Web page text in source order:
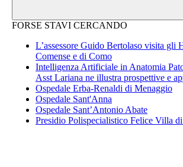
FORSE STAVI CERCANDO
L’assessore Guido Bertolaso visita gli
Comense e di Como
Intelligenza Artificiale in Anatomia
Asst Lariana ne illustra prospettive e
Ospedale Erba-Renaldi di Menaggio
Ospedale Sant'Anna
Ospedale Sant’Antonio Abate
Presidio Polispecialistico Felice Villa